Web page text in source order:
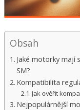
Obsah
Jaké motorky mají
SM?
Kompatibilita
Jak ověřit
Nejpopulárnější